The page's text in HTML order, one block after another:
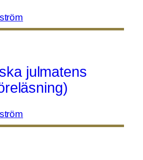
julmatens